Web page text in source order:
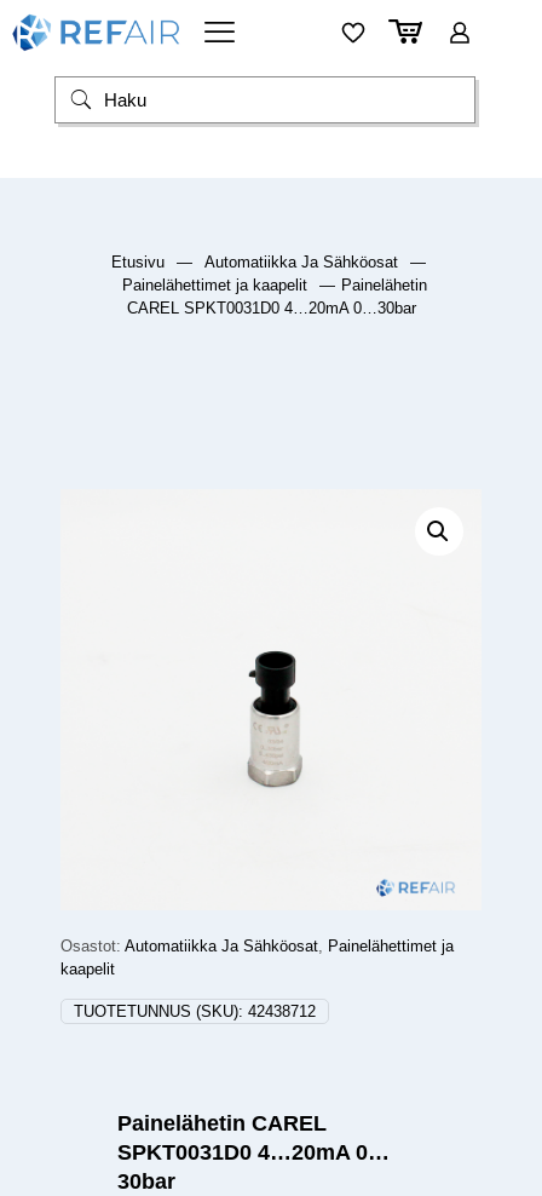
Etusivu — Automatiikka Ja Sähköosat
—
Painelähettimet ja kaapelit
— Painelähetin
CAREL SPKT0031D0 4…20mA 0…30bar
Osastot: Automatiikka Ja Sähköosat, Painelähettimet ja
kaapelit
TUOTETUNNUS (SKU): 42438712
Painelähetin CAREL
SPKT0031D0 4…20mA 0…
30bar